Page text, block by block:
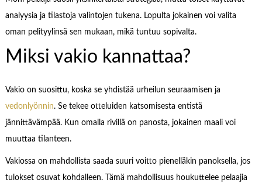
analyysia ja tilastoja valintojen tukena. Lopulta jokainen voi valita
oman pelityylinsä sen mukaan, mikä tuntuu sopivalta.
Miksi vakio kannattaa?
Vakio on suosittu, koska se yhdistää urheilun seuraamisen ja
vedonlyönnin. Se tekee otteluiden katsomisesta entistä
jännittävämpää. Kun omalla rivillä on panosta, jokainen maali voi
muuttaa tilanteen.
Vakiossa on mahdollista saada suuri voitto pienelläkin panoksella, jos
tulokset osuvat kohdalleen. Tämä mahdollisuus houkuttelee pelaajia